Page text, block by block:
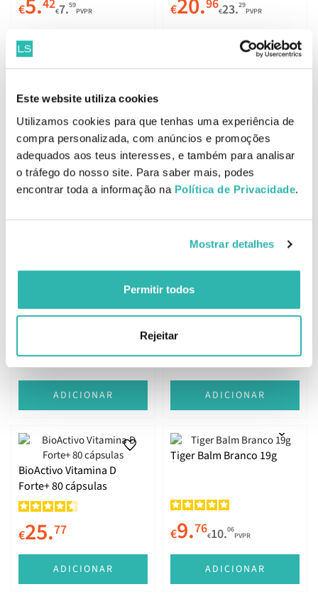
Este website utiliza cookies
Utilizamos cookies para que tenhas uma experiência de
compra personalizada, com anúncios e promoções
adequados aos teus interesses, e também para analisar
o tráfego do nosso site. Para saber mais, podes
encontrar toda a informação na Política de Privacidade.
Mostrar detalhes
Permitir todos
Rejeitar
€5.42€7.59
PVPR €20.96€23.29
PVPR
ADICIONAR
STARBALM Warm Gel
100ml
€16.90€18. PVPR
ADICIONAR
Absorvit Magnésio + B6 60
Comprimidos
€16.24€18. PVPR
ADICIONAR
Bioactivo Vitamina D 80
Cápsulas
€15.65 17.39
ADICIONAR
Naturmil Cálcio + Magnésio
comprimidos
€10.69 12.58
ADICIONAR
BioActivo Vitamina D
Forte+ 80 cápsulas
€25.77
ADICIONAR
Tiger Balm Branco 19g
€9.76€10.06
PVPR
ADICIONAR